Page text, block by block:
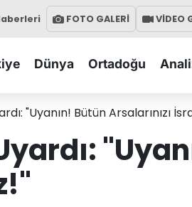
FOTO GALERİ VİDEO
Dünya Ortadoğu
"Uyanın! Bütün Arsalarınızı